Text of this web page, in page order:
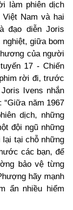
làm phiên dịch
Việt Nam và hai
đạo diễn Joris
nghiệt, giữa bom
của người
17 - Chiến
rời đi, trước
Ivens nhắn
“Giữa năm 1967
dịch, những
đội ngũ những
lại tại chỗ những
các bạn, để
bảo vệ từng
hãy mạnh
ẩn nhiều hiểm